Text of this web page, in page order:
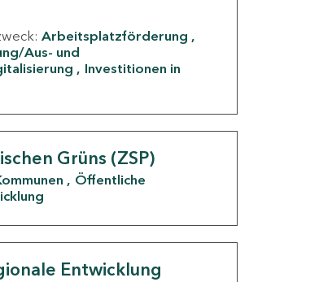
Arbeitsplatzförderung
Aus- und
Investitionen in
Grüns (ZSP)
Öffentliche
Entwicklung